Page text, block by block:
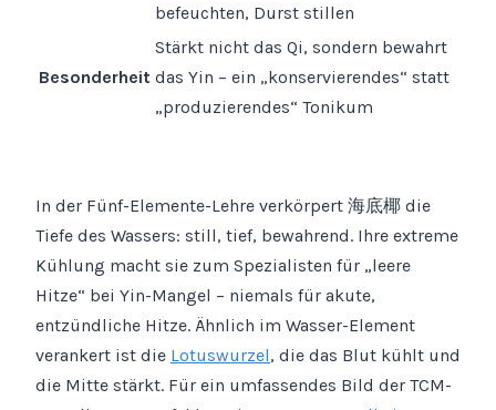
befeuchten, Durst stillen
Besonderheit
Stärkt nicht das Qi, sondern bewahrt
das Yin – ein „konservierendes“ statt
„produzierendes“ Tonikum
In der Fünf-Elemente-Lehre verkörpert 海底椰 die
Tiefe des Wassers: still, tief, bewahrend. Ihre extreme
Kühlung macht sie zum Spezialisten für „leere
Hitze“ bei Yin-Mangel – niemals für akute,
entzündliche Hitze. Ähnlich im Wasser-Element
verankert ist die Lotuswurzel, die das Blut kühlt und
die Mitte stärkt. Für ein umfassendes Bild der TCM-